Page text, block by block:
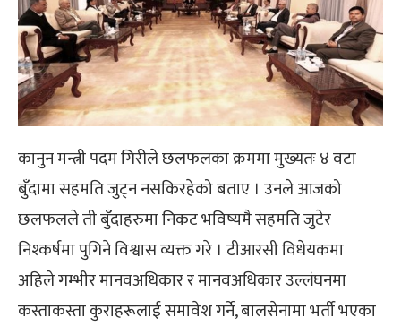
कानुन मन्त्री पदम गिरीले छलफलका क्रममा मुख्यतः ४ वटा
बुँदामा सहमति जुट्न नसकिरहेको बताए । उनले आजको
छलफलले ती बुँदाहरुमा निकट भविष्यमै सहमति जुटेर
निश्कर्षमा पुगिने विश्वास व्यक्त गरे । टीआरसी विधेयकमा
अहिले गम्भीर मानवअधिकार र मानवअधिकार उल्लंघनमा
कस्ताकस्ता कुराहरूलाई समावेश गर्ने, बालसेनामा भर्ती भएका